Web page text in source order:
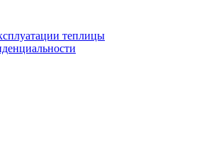
теплицы